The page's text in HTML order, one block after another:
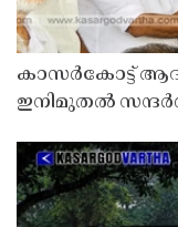
കാസർകോട്ട്
ഇനിമുതൽ